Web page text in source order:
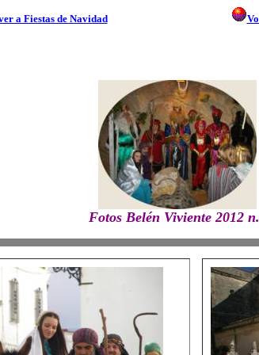
a Fiestas de Navidad
Fotos Belén Viviente 2012